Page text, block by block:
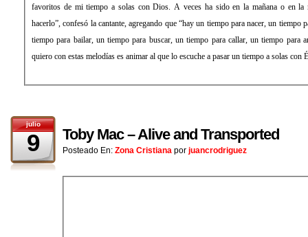
favoritos de mi tiempo a solas con Dios. A veces ha sido en la mañana o en la
hacerlo”, confesó la cantante, agregando que “hay un tiempo para nacer, un tiempo
tiempo para bailar, un tiempo para buscar, un tiempo para callar, un tiempo para
quiero con estas melodías es animar al que lo escuche a pasar un tiempo a solas con
julio
9 Toby Mac – Alive and Transported
Posteado En: Zona Cristiana por juancrodriguez